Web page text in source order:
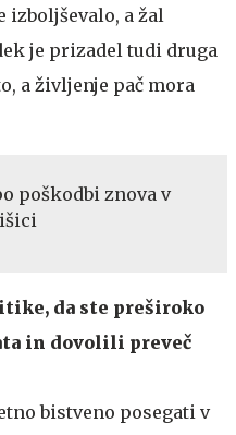
izboljševalo, a žal
je prizadel tudi druga
a življenje pač mora
poškodbi znova v
da ste preširoko
in dovolili preveč
bistveno posegati v